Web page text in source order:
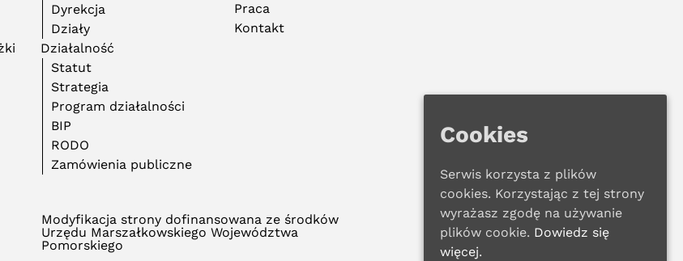
Dyrekcja
Działy
Działalność
Statut
Strategia
Program działalności
BIP
RODO
Zamówienia publiczne
Praca
Kontakt
Modyfikacja strony dofinansowana ze środków
Urzędu Marszałkowskiego Województwa
Pomorskiego
Cookies
Serwis korzysta z plików
cookies. Korzystając z tej strony
wyrażasz zgodę na używanie
plików cookie. Dowiedz się
więcej.